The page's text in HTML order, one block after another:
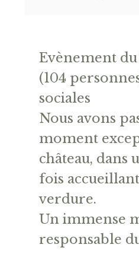
Evènement
(104
sociales
Nous avons
moment
château, dans
fois
verdure.
Un immense
responsable